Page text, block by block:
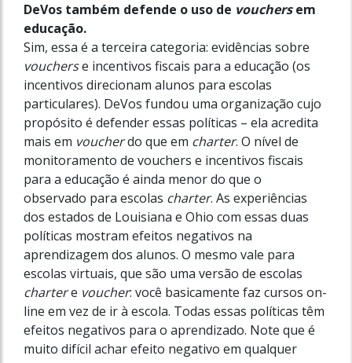
DeVos também defende o uso de vouchersem
educação.
Sim, essa é a terceira categoria: evidências sobre
voucherse incentivos fiscais para a educação (os
incentivos direcionam alunos para escolas
particulares). DeVos fundou uma organização cujo
propósito é defender essas políticas – ela acredita
mais em voucherdo que em charter. O nível de
monitoramento de vouchers e incentivos fiscais
para a educação é ainda menor do que o
observado para escolas charter. As experiências
dos estados de Loui­siana e Ohio com essas duas
políticas mostram efeitos negativos na
aprendizagem dos alunos. O mesmo vale para
escolas vir­tuais, que são uma versão de escolas
chartere voucher: você basicamente faz cursos on-
line em vez de ir à escola. Todas essas políticas têm
efeitos negativos para o aprendizado. Note que é
muito difícil achar efeito negativo em qualquer